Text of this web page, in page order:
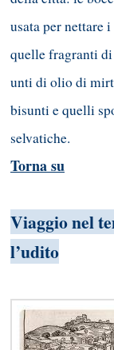
usata per nettare
quelle fragranti
unti di olio di
bisunti e quelli
selvatiche.
Torna su
Viaggio nel
l’udito